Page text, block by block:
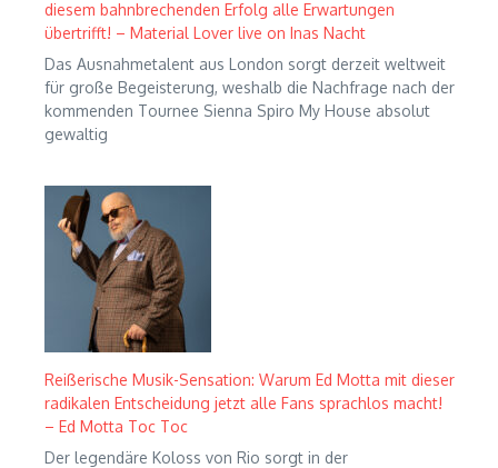
diesem bahnbrechenden Erfolg alle Erwartungen
übertrifft! – Material Lover live on Inas Nacht
Das Ausnahmetalent aus London sorgt derzeit weltweit
für große Begeisterung, weshalb die Nachfrage nach der
kommenden Tournee Sienna Spiro My House absolut
gewaltig
Reißerische Musik-Sensation: Warum Ed Motta mit dieser
radikalen Entscheidung jetzt alle Fans sprachlos macht!
– Ed Motta Toc Toc
Der legendäre Koloss von Rio sorgt in der